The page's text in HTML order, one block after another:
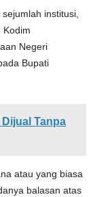
institusi,
Kodim
Negeri
Bupati
Tanpa
atau yang biasa
balasan atas